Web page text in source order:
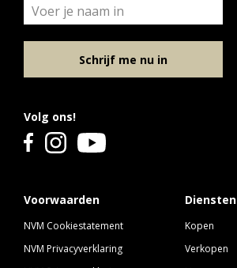
Voorwaarden
NVM Cookiestatement
NVM Privacyverklaring
Diensten
Kopen
Verkopen
Volg ons!
Schrijf me nu in